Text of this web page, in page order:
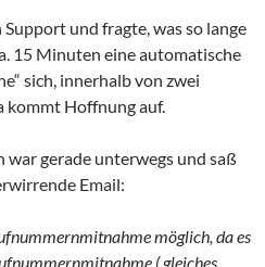
und fragte, was so lange
15 Minuten eine automatische
sich, innerhalb von zwei
kommt Hoffnung auf.
war gerade unterwegs und saß
Email:
möglich, da es
( gleiches